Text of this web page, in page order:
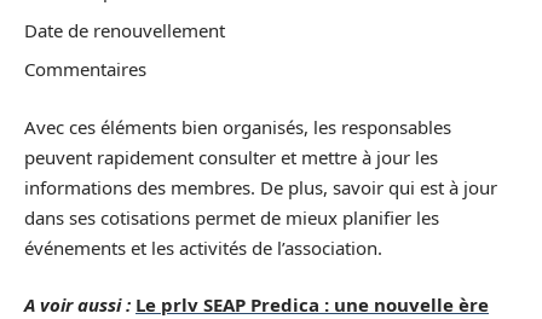
Date de renouvellement
Commentaires
Avec ces éléments bien organisés, les responsables
peuvent rapidement consulter et mettre à jour les
informations des membres. De plus, savoir qui est à jour
dans ses cotisations permet de mieux planifier les
événements et les activités de l’association.
A voir aussi : Le prlv SEAP Predica : une nouvelle ère